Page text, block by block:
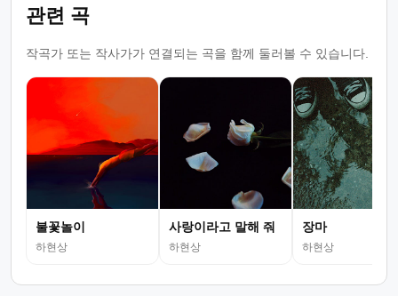
관련 곡
작곡가 또는 작사가가 연결되는 곡을 함께 둘러볼 수 있습니다.
불꽃놀이
하현상
사랑이라고 말해 줘
하현상
장마
하현상